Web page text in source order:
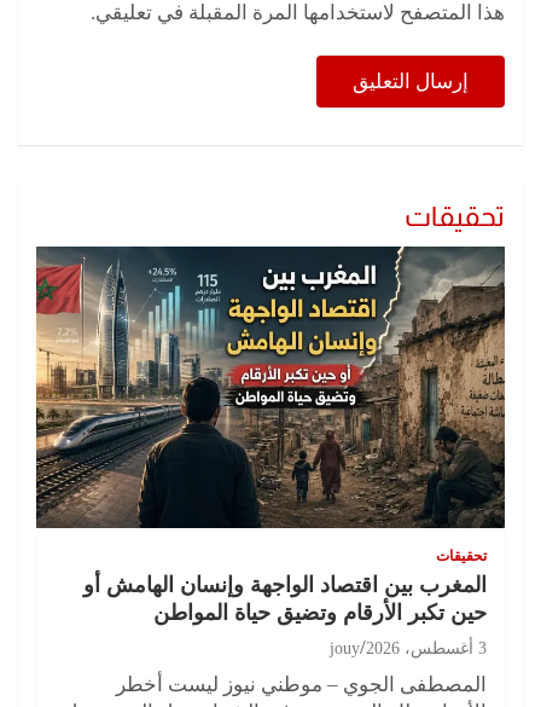
هذا المتصفح لاستخدامها المرة المقبلة في تعليقي.
تحقيقات
تحقيقات
المغرب بين اقتصاد الواجهة وإنسان الهامش أو
حين تكبر الأرقام وتضيق حياة المواطن
3 أغسطس، 2026 jouy
المصطفى الجوي – موطني نيوز ليست أخطر